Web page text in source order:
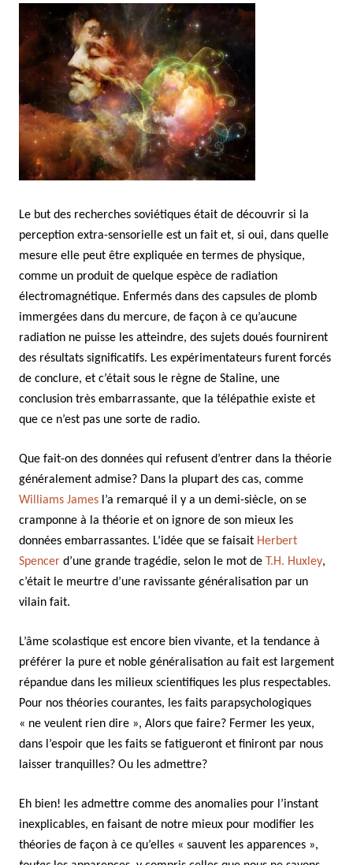
Le but des recherches soviétiques était de découvrir si la
perception extra-sensorielle est un fait et, si oui, dans quelle
mesure elle peut être expliquée en termes de physique,
comme un produit de quelque espèce de radiation
électromagnétique. Enfermés dans des capsules de plomb
immergées dans du mercure, de façon à ce qu’aucune
radiation ne puisse les atteindre, des sujets doués fournirent
des résultats significatifs. Les expérimentateurs furent forcés
de conclure, et c’était sous le règne de Staline, une
conclusion très embarrassante, que la télépathie existe et
que ce n’est pas une sorte de radio.
Que fait-on des données qui refusent d’entrer dans la théorie
généralement admise? Dans la plupart des cas, comme
Williams James l’a remarqué il y a un demi-siècle, on se
cramponne à la théorie et on ignore de son mieux les
données embarrassantes. L’idée que se faisait Herbert
Spencer d’une grande tragédie, selon le mot de T.H. Huxley,
c’était le meurtre d’une ravissante généralisation par un
vilain fait.
L’âme scolastique est encore bien vivante, et la tendance à
préférer la pure et noble généralisation au fait est largement
répandue dans les milieux scientifiques les plus respectables.
Pour nos théories courantes, les faits parapsychologiques
« ne veulent rien dire », Alors que faire? Fermer les yeux,
dans l’espoir que les faits se fatigueront et finiront par nous
laisser tranquilles? Ou les admettre?
Eh bien! les admettre comme des anomalies pour l’instant
inexplicables, en faisant de notre mieux pour modifier les
théories de façon à ce qu’elles « sauvent les apparences »,